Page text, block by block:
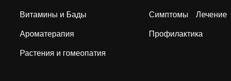
Витамины и Бады
Ароматерапия
Растения и гомеопатия
Симптомы Лечение
Профилактика